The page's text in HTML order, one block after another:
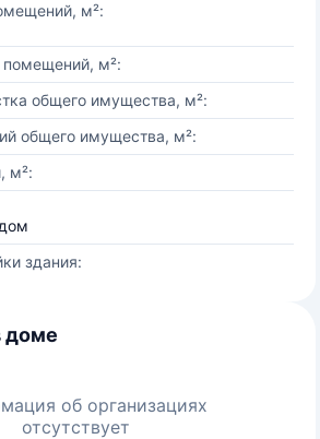
м²:
м²:
общего имущества, м²:
общего имущества, м²:
м²:
здания:
доме
об организациях
отсутствует